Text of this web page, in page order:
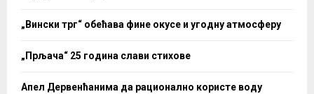
„Вински трг“ обећава фине окусе и угодну атмосферу
„Прљача“ 25 година слави стихове
Апел Дервенћанима да рационално користе воду